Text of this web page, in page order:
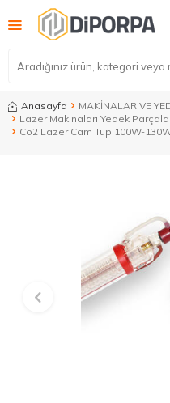
Anasayfa
MAKİNALAR VE
Lazer Makinaları Yedek
Co2 Lazer Cam Tüp 100W-